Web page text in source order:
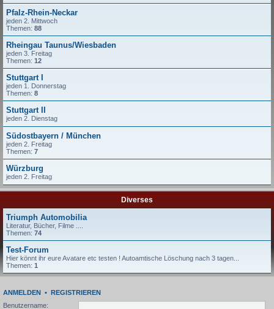
Pfalz-Rhein-Neckar
jeden 2. Mittwoch
Themen: 88
Rheingau Taunus/Wiesbaden
jeden 3. Freitag
Themen: 12
Stuttgart I
jeden 1. Donnerstag
Themen: 8
Stuttgart II
jeden 2. Dienstag
Südostbayern / München
jeden 2. Freitag
Themen: 7
Würzburg
jeden 2. Freitag
Diverses
Triumph Automobilia
Literatur, Bücher, Filme ....
Themen: 74
Test-Forum
Hier könnt ihr eure Avatare etc testen ! Autoamtische Löschung nach 3 tagen...
Themen: 1
ANMELDEN • REGISTRIEREN
Benutzername: